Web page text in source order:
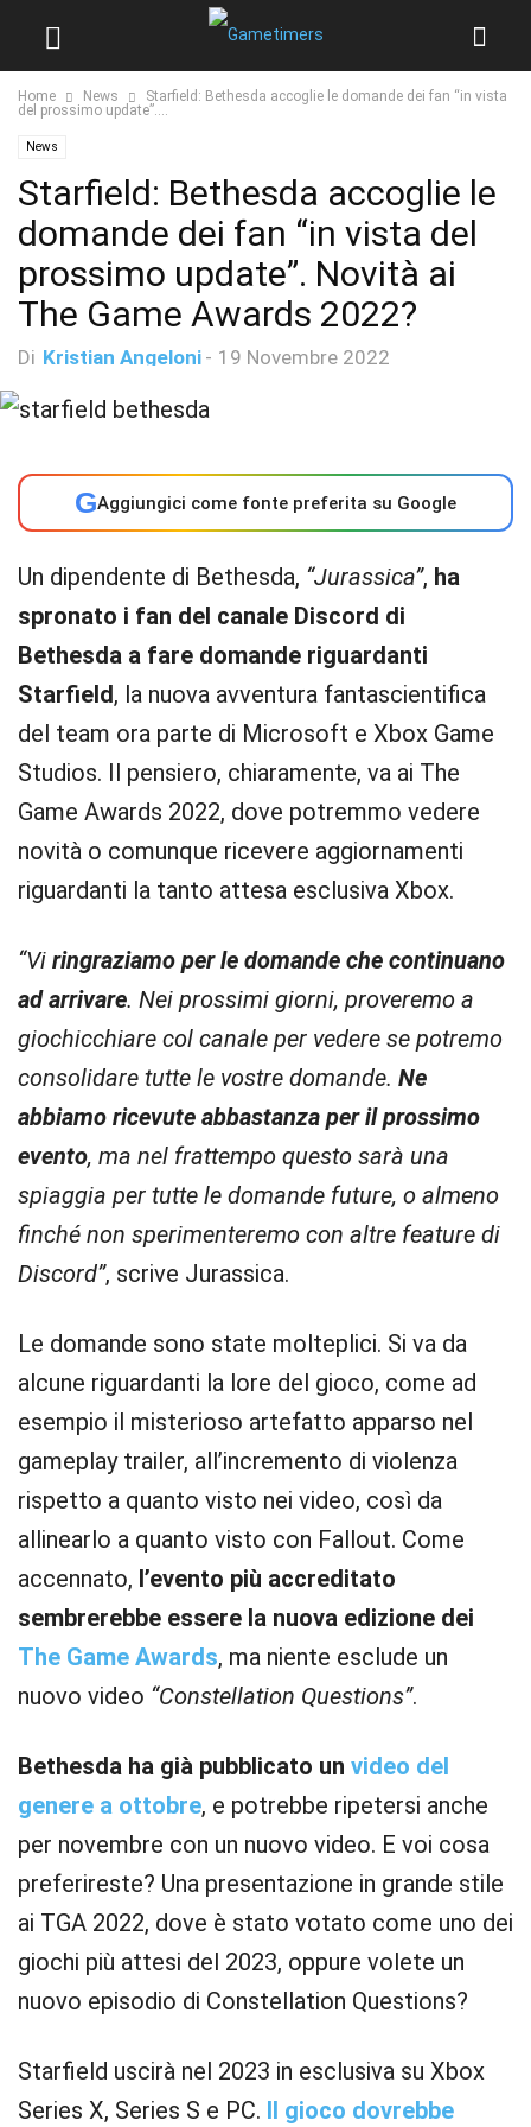
Home News
Starfield: Bethesda accoglie le domande dei fan “in vista
del prossimo update”....
News
Starfield: Bethesda accoglie le
domande dei fan “in vista del
prossimo update”. Novità ai
The Game Awards 2022?
Di Kristian Angeloni - 19 Novembre 2022
GAggiungici come fonte preferita su Google
Un dipendente di Bethesda, “Jurassica”, ha
spronato i fan del canale Discord di
Bethesda a fare domande riguardanti
Starfield, la nuova avventura fantascientifica
del team ora parte di Microsoft e Xbox Game
Studios. Il pensiero, chiaramente, va ai The
Game Awards 2022, dove potremmo vedere
novità o comunque ricevere aggiornamenti
riguardanti la tanto attesa esclusiva Xbox.
“Vi ringraziamo per le domande che continuano
ad arrivare. Nei prossimi giorni, proveremo a
giochicchiare col canale per vedere se potremo
consolidare tutte le vostre domande. Ne
abbiamo ricevute abbastanza per il prossimo
evento, ma nel frattempo questo sarà una
spiaggia per tutte le domande future, o almeno
finché non sperimenteremo con altre feature di
Discord”, scrive Jurassica.
Le domande sono state molteplici. Si va da
alcune riguardanti la lore del gioco, come ad
esempio il misterioso artefatto apparso nel
gameplay trailer, all’incremento di violenza
rispetto a quanto visto nei video, così da
allinearlo a quanto visto con Fallout. Come
accennato, l’evento più accreditato
sembrerebbe essere la nuova edizione dei
The Game Awards, ma niente esclude un
nuovo video “Constellation Questions”.
Bethesda ha già pubblicato un video del
genere a ottobre, e potrebbe ripetersi anche
per novembre con un nuovo video. E voi cosa
preferireste? Una presentazione in grande stile
ai TGA 2022, dove è stato votato come uno dei
giochi più attesi del 2023, oppure volete un
nuovo episodio di Constellation Questions?
Starfield uscirà nel 2023 in esclusiva su Xbox
Series X, Series S e PC. Il gioco dovrebbe